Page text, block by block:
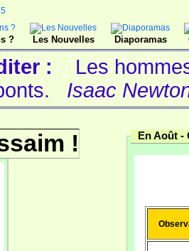
? Les Nouvelles Diaporamas
:
Les
Isaac
! En Août -